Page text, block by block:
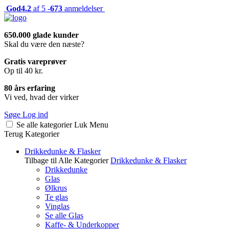
God4.2 af 5 -673 anmeldelser
650.000 glade kunder
Skal du være den næste?
Gratis vareprøver
Op til 40 kr.
80 års erfaring
Vi ved, hvad der virker
Søge Log ind
Se alle kategorier Luk Menu
Terug Kategorier
Drikkedunke & Flasker
Tilbage til Alle Kategorier Drikkedunke & Flasker
Drikkedunke
Glas
Ølkrus
Te glas
Vinglas
Se alle Glas
Kaffe- & Underkopper